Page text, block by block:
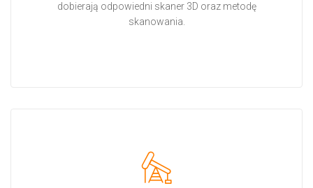
dobierają odpowiedni skaner 3D oraz metodę
skanowania.